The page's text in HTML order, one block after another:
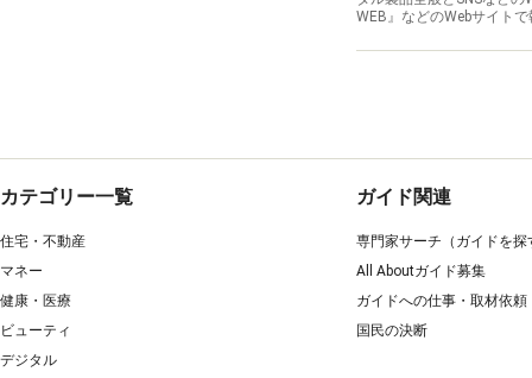
WEB』などのWebサイト
カテゴリー一覧
住宅・不動産
マネー
健康・医療
ビューティ
デジタル
ガイド関連
専門家サーチ（ガイドを探
All Aboutガイド募集
ガイドへの仕事・取材依頼
国民の決断